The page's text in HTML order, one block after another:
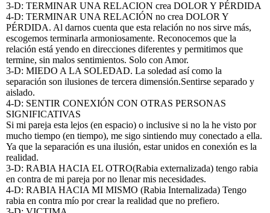
3-D: TERMINAR UNA RELACION crea DOLOR Y PÉRDIDA
4-D: TERMINAR UNA RELACIÓN no crea DOLOR Y
PÉRDIDA. Al darnos cuenta que esta relación no nos sirve más,
escogemos terminarla armoniosamente. Reconocemos que la
relación está yendo en direcciones diferentes y permitimos que
termine, sin malos sentimientos. Solo con Amor.
3-D: MIEDO A LA SOLEDAD. La soledad así como la
separación son ilusiones de tercera dimensión.Sentirse separado y
aislado.
4-D: SENTIR CONEXIÓN CON OTRAS PERSONAS
SIGNIFICATIVAS
Si mi pareja esta lejos (en espacio) o inclusive si no la he visto por
mucho tiempo (en tiempo), me sigo sintiendo muy conectado a ella.
Ya que la separación es una ilusión, estar unidos en conexión es la
realidad.
3-D: RABIA HACIA EL OTRO(Rabia externalizada) tengo rabia
en contra de mi pareja por no llenar mis necesidades.
4-D: RABIA HACIA MI MISMO (Rabia Internalizada) Tengo
rabia en contra mío por crear la realidad que no prefiero.